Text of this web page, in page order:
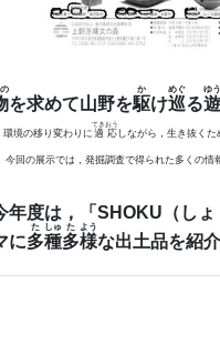
を求めて山野を駆
か
け巡
めぐ
る
ゆ
環境の移り変わりに 適応
てきおう
しながら，生き抜く
今回の展示では，発掘調査で得られた多くの
度は，「SHOKU（しょ
に多
た
種
しゅ
多
た
様
よう
な出土品を紹介